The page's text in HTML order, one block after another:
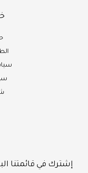
إشترك في قائمتنا